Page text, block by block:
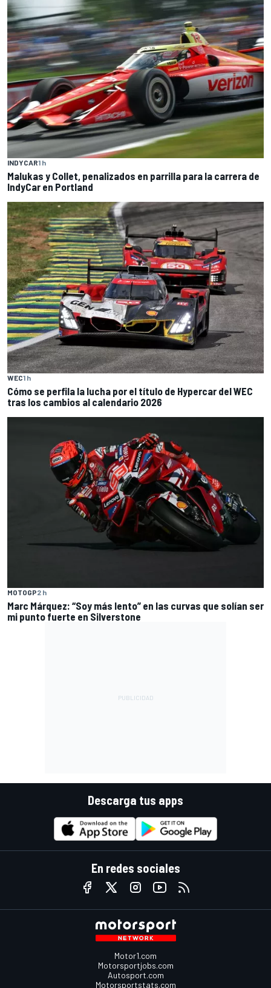
INDYCAR1 h
Malukas y Collet, penalizados en parrilla para la carrera de
IndyCar en Portland
WEC1 h
Cómo se perfila la lucha por el título de Hypercar del WEC
tras los cambios al calendario 2026
MOTOGP2 h
Marc Márquez: “Soy más lento” en las curvas que solían ser
mi punto fuerte en Silverstone
Descarga tus apps
En redes sociales
Motor1.com
Motorsportjobs.com
Autosport.com
Motorsportstats.com